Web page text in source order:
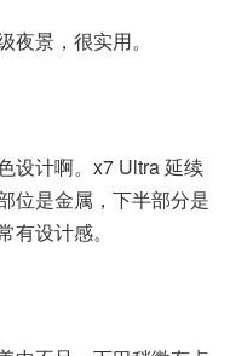
景，很实用。
设计啊。x7 Ultra 延续
位是金属，下半部分是
设计感。